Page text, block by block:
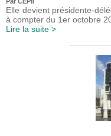
Elle devient présidente-
à compter du 1er octobre
Lire la suite >